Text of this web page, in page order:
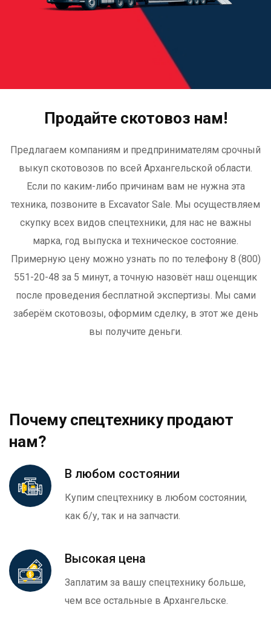
Продайте скотовоз нам!
Предлагаем компаниям и предпринимателям срочный
выкуп скотовозов по всей Архангельской области.
Если по каким-либо причинам вам не нужна эта
техника, позвоните в Excavator Sale. Мы осуществляем
скупку всех видов спецтехники, для нас не важны
марка, год выпуска и техническое состояние.
Примерную цену можно узнать по по телефону 8 (800)
551-20-48 за 5 минут, а точную назовёт наш оценщик
после проведения бесплатной экспертизы. Мы сами
заберём скотовозы, оформим сделку, в этот же день
вы получите деньги.
Почему спецтехнику продают
нам?
В любом состоянии
Купим спецтехнику в любом состоянии,
как б/у, так и на запчасти.
Высокая цена
Заплатим за вашу спецтехнику больше,
чем все остальные в Архангельске.